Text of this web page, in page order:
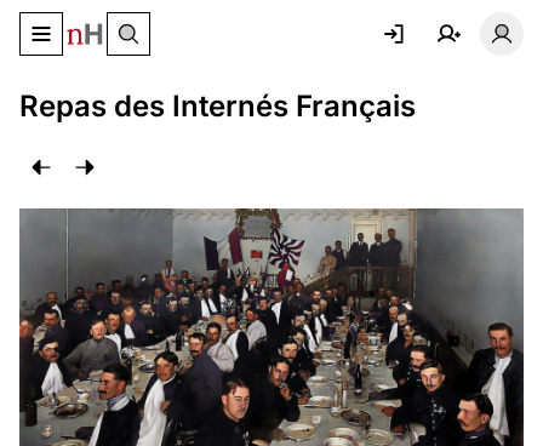
Basculer le menu de navigation
Repas des Internés Français